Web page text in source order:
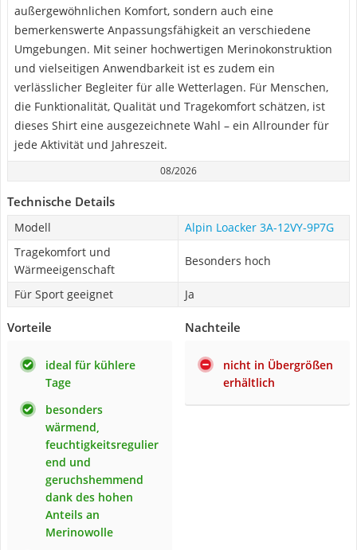
außergewöhnlichen Komfort, sondern auch eine
bemerkenswerte Anpassungsfähigkeit an verschiedene
Umgebungen. Mit seiner hochwertigen Merinokonstruktion
und vielseitigen Anwendbarkeit ist es zudem ein
verlässlicher Begleiter für alle Wetterlagen. Für Menschen,
die Funktionalität, Qualität und Tragekomfort schätzen, ist
dieses Shirt eine ausgezeichnete Wahl – ein Allrounder für
jede Aktivität und Jahreszeit.
08/2026
Technische Details
Modell
Alpin Loacker 3A-12VY-9P7G
Tragekomfort und
Wärmeeigenschaft
Besonders hoch
Für Sport geeignet Ja
Vorteile
ideal für kühlere
Tage
besonders
wärmend,
feuchtigkeitsregulier
end und
geruchshemmend
dank des hohen
Anteils an
Merinowolle
Nachteile
nicht in Übergrößen
erhältlich